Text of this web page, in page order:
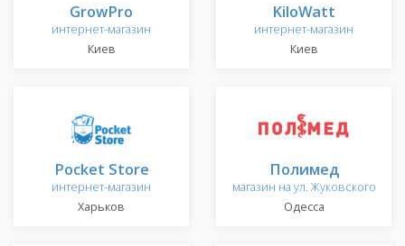
GrowPro
интернет-магазин
Киев
KiloWatt
интернет-магазин
Киев
Pocket Store
интернет-магазин
Харьков
Полимед
магазин на ул. Жуковского
Одесса